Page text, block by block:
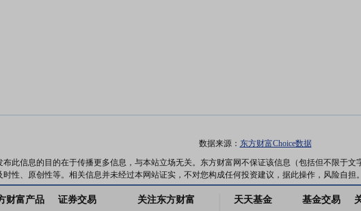
数据来源： 东方财富Choice数据
布此信息的目的在于传播更多信息，与本站立场无关。东方财富网不保证该信息（包括但不限于
性、原创性等。相关信息并未经过本网站证实，不对您构成任何投资建议，据此操作，风险自担。
财富产品 证券交易 关注东方财富 天天基金 基金交易